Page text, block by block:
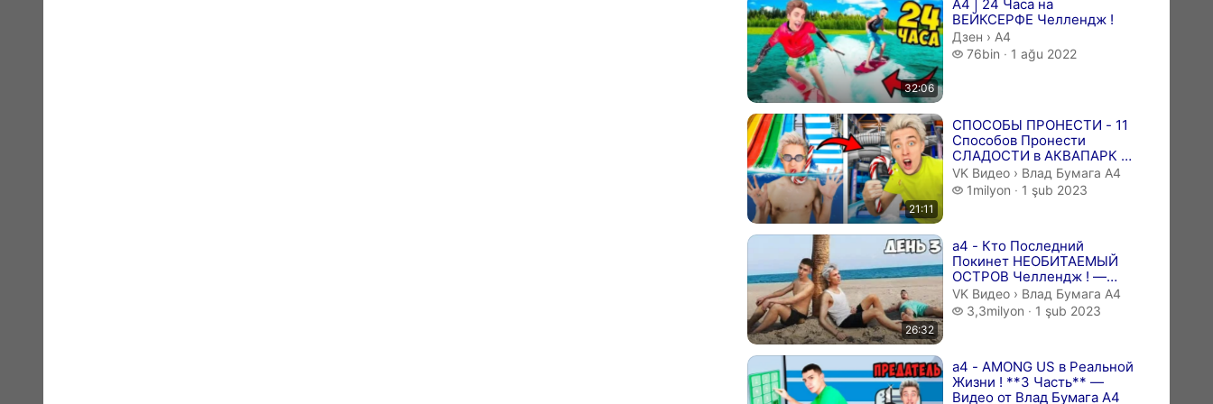
32:06
A4 | 24 Часа на
ВЕЙКСЕРФЕ Челлендж !
Дзен › A4.
A4
76bin
76 bin izleme1 ağu 2022
21:11
СПОСОБЫ ПРОНЕСТИ - 11
Способов Пронести
СЛАДОСТИ в АКВАПАРК !
— Видео от Влад Бумага
А4
VK Видео › Влад Бумага А4.
Влад Бумага А4
1milyon
1 milyon izleme1 şub 2023
26:32
a4 - Кто Последний
Покинет НЕОБИТАЕМЫЙ
ОСТРОВ Челлендж ! —
Видео от Влад Бумага А4
VK Видео › Влад Бумага А4.
Влад Бумага А4
3,3milyon
3,3 milyon izleme1 şub 2023
a4 - AMONG US в Реальной
Жизни ! **3 Часть** —
Видео от Влад Бумага А4